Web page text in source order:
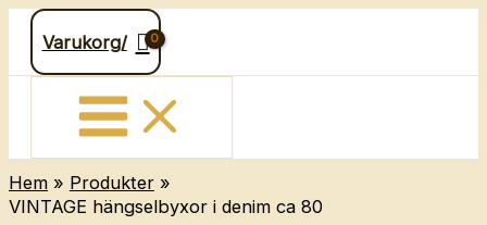
Hoppa
innehåll
Varukorg/
Hem
Produkter
VINTAGE hängselbyxor i denim ca 80